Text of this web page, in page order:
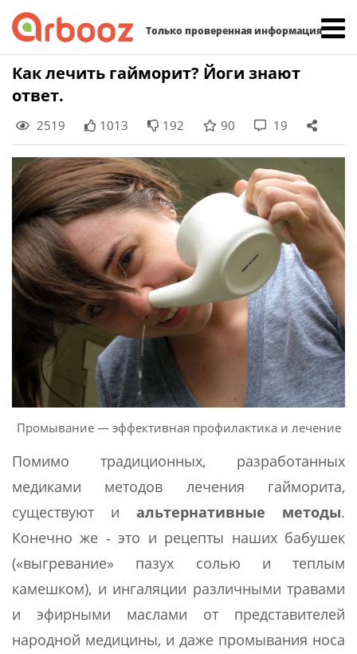
Только проверенная информация
Skip
Как лечить гайморит? Йоги знают
ответ.
2519 1013 192 90 19
Промывание — эффективная профилактика и лечение
Помимо традиционных, разработанных
медиками методов лечения гайморита,
существуют и альтернативные методы.
Конечно же ‑ это и рецепты наших бабушек
(«выгревание» пазух солью и теплым
камешком), и ингаляции различными травами
и эфирными маслами от представителей
народной медицины, и даже промывания носа
Найти: